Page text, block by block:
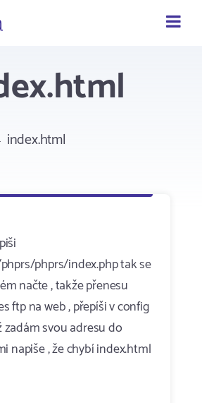
phprs/index.php tak se
načte , takže přenesu
ftp na web , přepíši v config
svou adresu do
napiše , že chybí index.html